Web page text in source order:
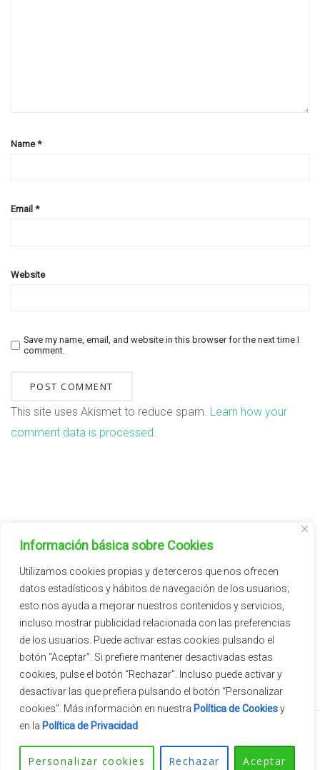
Información básica sobre Cookies
Utilizamos cookies propias y de terceros que nos ofrecen
datos estadísticos y hábitos de navegación de los usuarios;
esto nos ayuda a mejorar nuestros contenidos y servicios,
incluso mostrar publicidad relacionada con las preferencias
de los usuarios. Puede activar estas cookies pulsando el
botón “Aceptar”. Si prefiere mantener desactivadas estas
cookies, pulse el botón “Rechazar”. Incluso puede activar y
desactivar las que prefiera pulsando el botón “Personalizar
cookies”. Más información en nuestra Política de Cookiesy
en la Política de Privacidad
Personalizar cookies Rechazar Aceptar
Name*
Email *
Website
Save my name, email, and website in this browser for the next time I
comment.
This site uses Akismet to reduce spam. Learn how your
comment data is processed.
Cítricos/Citrus
2026 © Vivercid. Theme bySiteOrigin